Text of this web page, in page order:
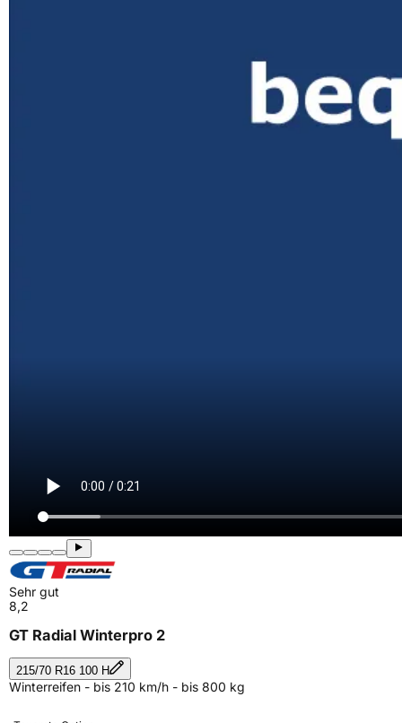
Sehr gut
8,2
GT Radial Winterpro 2
215/70 R16 100 H
Winterreifen - bis 210 km/h - bis 800 kg